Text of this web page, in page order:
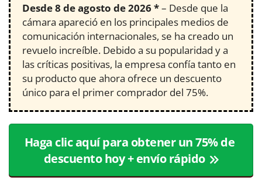
Desde8 de agosto de 2026*– Desde que la
cámara apareció en los principales medios de
comunicación internacionales, se ha creado un
revuelo increíble. Debido a su popularidad y a
las críticas positivas, la empresa confía tanto en
su producto que ahora ofrece un descuento
único para el primer comprador del 75%.
Haga clic aquí para obtener un 75% de
descuento hoy + envío rápido